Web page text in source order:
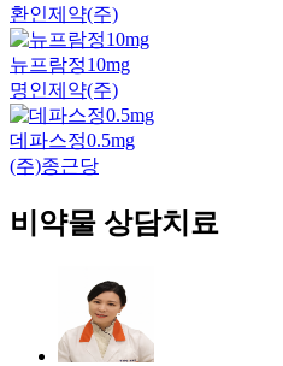
환인제약(주)
뉴프람정10mg
명인제약(주)
데파스정0.5mg
(주)종근당
비약물 상담치료